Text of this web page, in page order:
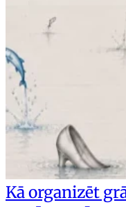
Kā organizēt